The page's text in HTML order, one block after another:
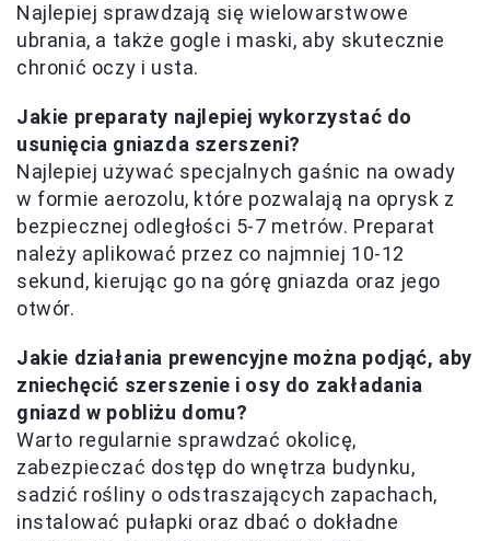
Najlepiej sprawdzają się wielowarstwowe
ubrania, a także gogle i maski, aby skutecznie
chronić oczy i usta.
Jakie preparaty najlepiej wykorzystać do
usunięcia gniazda szerszeni?
Najlepiej używać specjalnych gaśnic na owady
w formie aerozolu, które pozwalają na oprysk z
bezpiecznej odległości 5-7 metrów. Preparat
należy aplikować przez co najmniej 10-12
sekund, kierując go na górę gniazda oraz jego
otwór.
Jakie działania prewencyjne można podjąć, aby
zniechęcić szerszenie i osy do zakładania
gniazd w pobliżu domu?
Warto regularnie sprawdzać okolicę,
zabezpieczać dostęp do wnętrza budynku,
sadzić rośliny o odstraszających zapachach,
instalować pułapki oraz dbać o dokładne